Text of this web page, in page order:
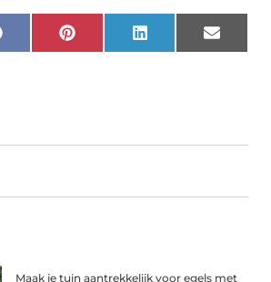
FacebookPinterest LinkedIn Email
Maak je tuin aantrekkelijk voor egels met